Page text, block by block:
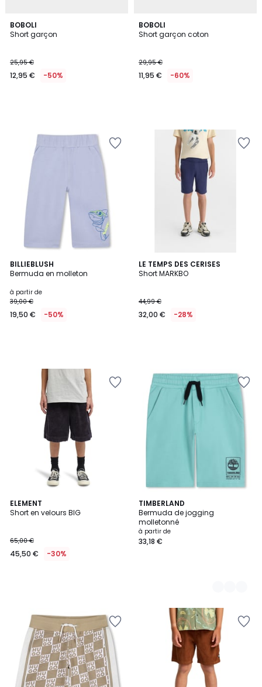
BOBOLI
Short garçon
25,95 €
12,95 € -50%
BOBOLI
Short garçon coton
29,95 €
11,95 € -60%
BILLIEBLUSH
Bermuda en molleton
à partir de
39,00 €
19,50 € -50%
LE TEMPS DES CERISES
Short MARKBO
44,99 €
32,00 € -28%
ELEMENT
Short en velours BIG
65,00 €
45,50 € -30%
TIMBERLAND
Bermuda de jogging
molletonné
à partir de
33,18 €
3
Couleurs